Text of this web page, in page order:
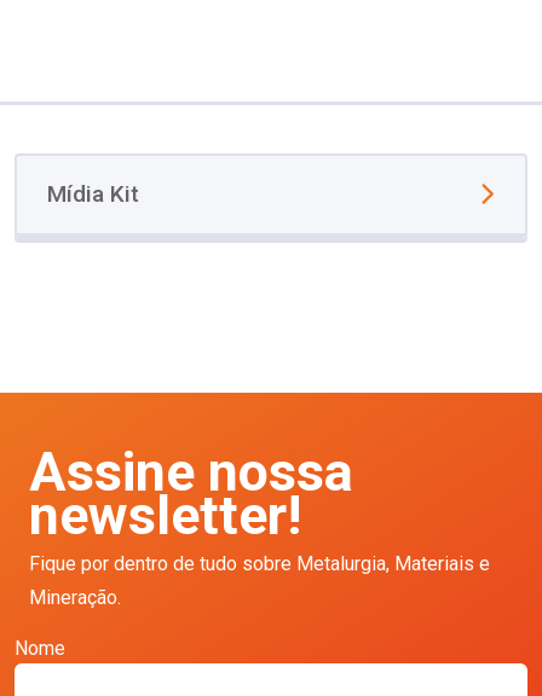
Mídia Kit
Assine nossa
newsletter!
Fique por dentro de tudo sobre Metalurgia, Materiais e
Mineração.
Nome